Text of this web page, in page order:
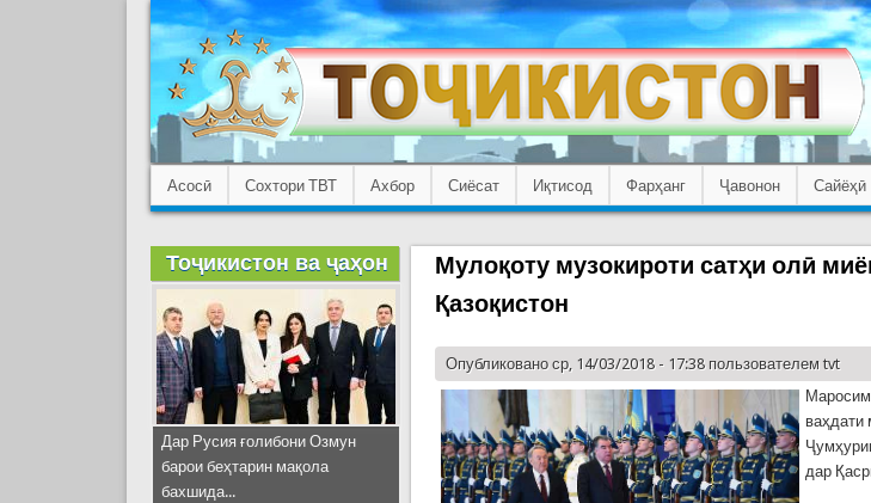
Асосӣ Сохтори ТВТ Ахбор Сиёсат Иқтисод Фарҳанг Ҷавонон Сайёҳӣ
Мулоқоту музокироти сатҳи олӣ
Қазоқистон
Опубликовано ср, 14/03/2018 - 17:38 пользователемtvt
дар
Тоҷикистон ва ҷаҳон
Дар Русия ғолибони Озмун
барои беҳтарин мақола
бахшида...